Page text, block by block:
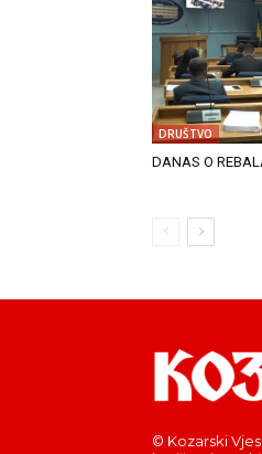
DRUŠTVO
DANAS O
© Kozarski